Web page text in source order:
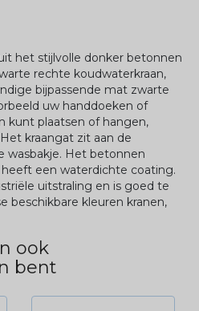
het stijlvolle donker betonnen
rechte koudwaterkraan,
bijpassende mat zwarte
uw handdoeken of
kunt plaatsen of hangen,
kraangat zit aan de
wasbakje. Het betonnen
een waterdichte coating.
uitstraling en is goed te
beschikbare kleuren kranen,
ook
bent